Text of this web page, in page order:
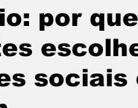
Japonesa
por que
sociais